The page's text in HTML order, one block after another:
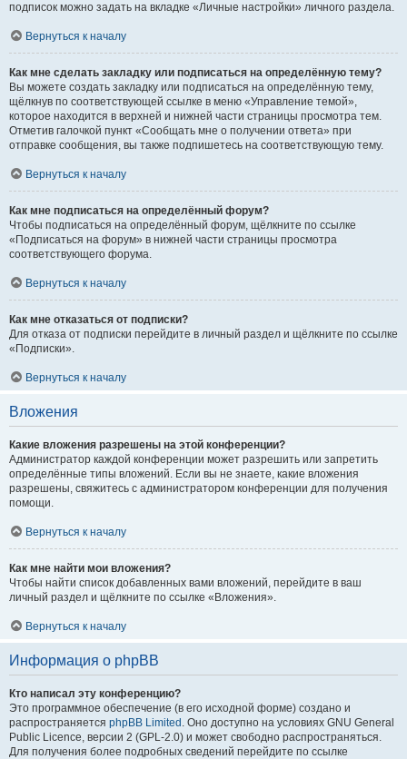
подписок можно задать на вкладке «Личные настройки» личного раздела.
Вернуться к началу
Как мне сделать закладку или подписаться на определённую тему?
Вы можете создать закладку или подписаться на определённую тему,
щёлкнув по соответствующей ссылке в меню «Управление темой»,
которое находится в верхней и нижней части страницы просмотра тем.
Отметив галочкой пункт «Сообщать мне о получении ответа» при
отправке сообщения, вы также подпишетесь на соответствующую тему.
Вернуться к началу
Как мне подписаться на определённый форум?
Чтобы подписаться на определённый форум, щёлкните по ссылке
«Подписаться на форум» в нижней части страницы просмотра
соответствующего форума.
Вернуться к началу
Как мне отказаться от подписки?
Для отказа от подписки перейдите в личный раздел и щёлкните по ссылке
«Подписки».
Вернуться к началу
Вложения
Какие вложения разрешены на этой конференции?
Администратор каждой конференции может разрешить или запретить
определённые типы вложений. Если вы не знаете, какие вложения
разрешены, свяжитесь с администратором конференции для получения
помощи.
Вернуться к началу
Как мне найти мои вложения?
Чтобы найти список добавленных вами вложений, перейдите в ваш
личный раздел и щёлкните по ссылке «Вложения».
Вернуться к началу
Информация о phpBB
Кто написал эту конференцию?
Это программное обеспечение (в его исходной форме) создано и
распространяется phpBB Limited . Оно доступно на условиях GNU General
Public Licence, версии 2 (GPL-2.0) и может свободно распространяться.
Для получения более подробных сведений перейдите по ссылке